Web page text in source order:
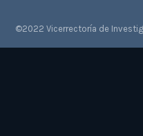
©2022 Vicerrectoría de